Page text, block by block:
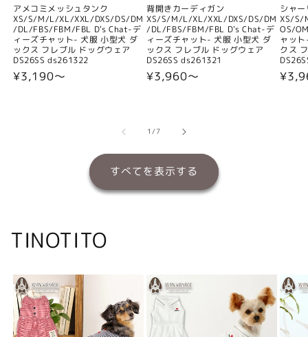
アメコミメッシュタンク
XS/S/M/L/XL/XXL/DXS/DS/DM
/DL/FBS/FBM/FBL D's Chat-デ
ィーズチャット- 犬服 小型犬 ダ
ックス フレブル ドッグウェア
DS26SS ds261322
通
¥3,190〜
背開きカーディガン
XS/S/M/L/XL/XXL/DXS/DS/DM
/DL/FBS/FBM/FBL D's Chat-デ
ィーズチャット- 犬服 小型犬 ダ
ックス フレブル ドッグウェア
DS26SS ds261321
通
¥3,960〜
シャ
XS/
OS/
ャッ
クス
通
1/の
7
すべてを表示する
TINOTITO